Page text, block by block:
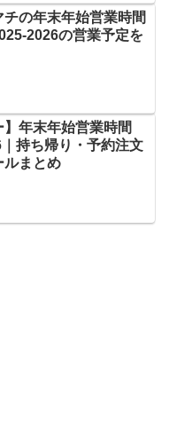
の年末年始営業時間
2026の営業予定を
】年末年始営業時間
持ち帰り・予約注文
ルまとめ